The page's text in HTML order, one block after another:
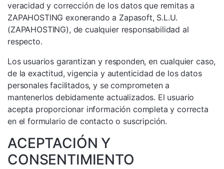
veracidad y corrección de los datos que remitas a
ZAPAHOSTING exonerando a Zapasoft, S.L.U.
(ZAPAHOSTING), de cualquier responsabilidad al
respecto.
Los usuarios garantizan y responden, en cualquier caso,
de la exactitud, vigencia y autenticidad de los datos
personales facilitados, y se comprometen a
mantenerlos debidamente actualizados. El usuario
acepta proporcionar información completa y correcta
en el formulario de contacto o suscripción.
ACEPTACIÓN Y
CONSENTIMIENTO